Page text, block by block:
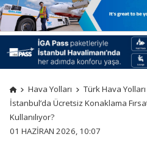
Hava Yolları Türk Hava Yolları
İstanbul’da Ücretsiz Konaklama
Kullanılıyor?
01 HAZIRAN 2026, 10:07